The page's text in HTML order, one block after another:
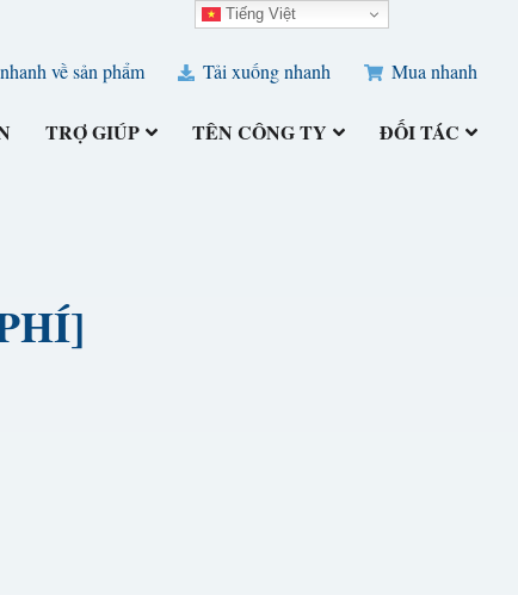
về sản phẩm Tải xuống nhanh Mua nhanh
TRỢ GIÚP TÊN CÔNG TY ĐỐI TÁC
Tiếng Việt